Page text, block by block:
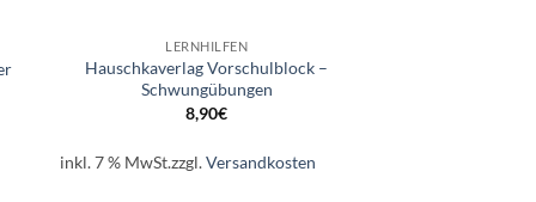
LERNHILFEN
Hauschkaverlag Vorschulblock –
Schwungübungen
8,90€
inkl. 7 % MwSt.zzgl.Versandkosten